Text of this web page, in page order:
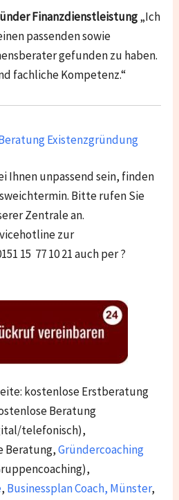
Finanzdienstleistung„Ich
passenden sowie
gefunden zu haben.
fachliche Kompetenz.“
Existenzgründung
Ihnen unpassend sein, finden
Bitte rufen Sie
Zentrale an.
zur
15 77 10 21 auch per ?
kostenlose Erstberatung
Beratung
telefonisch),
Beratung,Gründercoaching
, Businessplan Coach, Münster,